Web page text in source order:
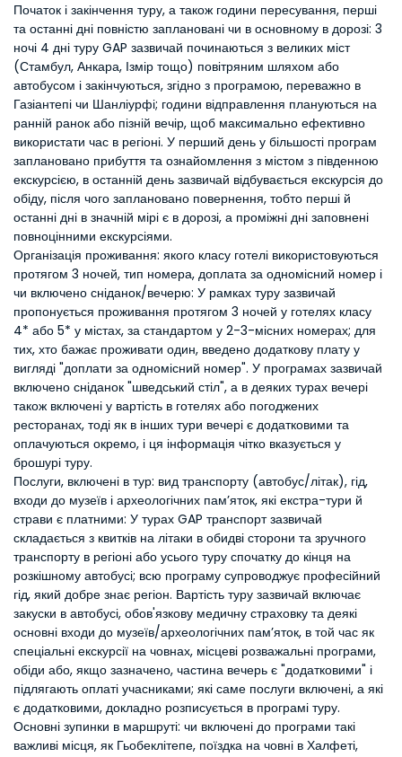
Початок і закінчення туру, а також години пересування, перші
та останні дні повністю заплановані чи в основному в дорозі: 3
ночі 4 дні туру GAP зазвичай починаються з великих міст
(Стамбул, Анкара, Ізмір тощо) повітряним шляхом або
автобусом і закінчуються, згідно з програмою, переважно в
Газіантепі чи Шанліурфі; години відправлення плануються на
ранній ранок або пізній вечір, щоб максимально ефективно
використати час в регіоні. У перший день у більшості програм
заплановано прибуття та ознайомлення з містом з південною
екскурсією, в останній день зазвичай відбувається екскурсія до
обіду, після чого заплановано повернення, тобто перші й
останні дні в значній мірі є в дорозі, а проміжні дні заповнені
повноцінними екскурсіями.
Організація проживання: якого класу готелі використовуються
протягом 3 ночей, тип номера, доплата за одномісний номер і
чи включено сніданок/вечерю: У рамках туру зазвичай
пропонується проживання протягом 3 ночей у готелях класу
4* або 5* у містах, за стандартом у 2-3-місних номерах; для
тих, хто бажає проживати один, введено додаткову плату у
вигляді "доплати за одномісний номер". У програмах зазвичай
включено сніданок "шведський стіл", а в деяких турах вечері
також включені у вартість в готелях або погоджених
ресторанах, тоді як в інших тури вечері є додатковими та
оплачуються окремо, і ця інформація чітко вказується у
брошурі туру.
Послуги, включені в тур: вид транспорту (автобус/літак), гід,
входи до музеїв і археологічних пам’яток, які екстра-тури й
страви є платними: У турах GAP транспорт зазвичай
складається з квитків на літаки в обидві сторони та зручного
транспорту в регіоні або усього туру спочатку до кінця на
розкішному автобусі; всю програму супроводжує професійний
гід, який добре знає регіон. Вартість туру зазвичай включає
закуски в автобусі, обов'язкову медичну страховку та деякі
основні входи до музеїв/археологічних пам’яток, в той час як
спеціальні екскурсії на човнах, місцеві розважальні програми,
обіди або, якщо зазначено, частина вечерь є "додатковими" і
підлягають оплаті учасниками; які саме послуги включені, а які
є додатковими, докладно розписується в програмі туру.
Основні зупинки в маршруті: чи включені до програми такі
важливі місця, як Гьобеклітепе, поїздка на човні в Халфеті,